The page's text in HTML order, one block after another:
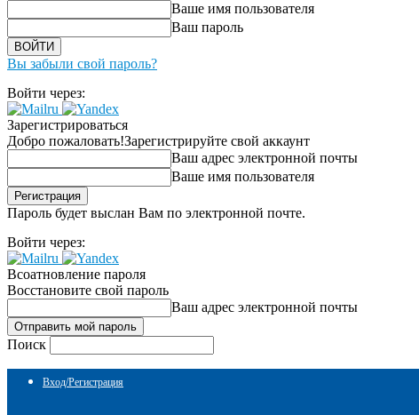
Ваше имя пользователя
Ваш пароль
Вы забыли свой пароль?
Войти через:
Зарегистрироваться
Добро пожаловать!Зарегистрируйте свой аккаунт
Ваш адрес электронной почты
Ваше имя пользователя
Пароль будет выслан Вам по электронной почте.
Войти через:
Всоатновление пароля
Восстановите свой пароль
Ваш адрес электронной почты
Поиск
Вход/Регистрация